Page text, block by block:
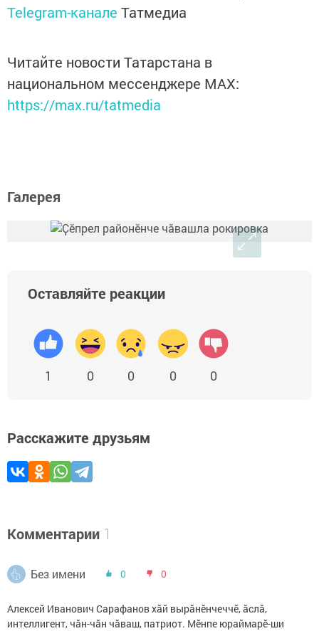
Telegram-канале Татмедиа
Читайте новости Татарстана в
национальном мессенджере MАХ:
https://max.ru/tatmedia
Галерея
Оставляйте реакции
1 0 0 0 0
Расскажите друзьям
Комментарии 1
Без имени 0 0
Алексей Иванович Сарафанов хăй вырăнӗнчеччӗ, ăслă,
интеллигент, чăн-чăн чăваш, патриот. Мӗнпе юраймарӗ-ши